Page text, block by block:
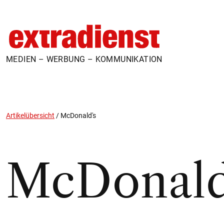
MEDIEN – WERBUNG – KOMMUNIKATION
Artikelübersicht / McDonald's